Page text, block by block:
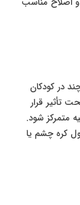
در کودکان
قرار
متمرکز شود.
کره چشم یا